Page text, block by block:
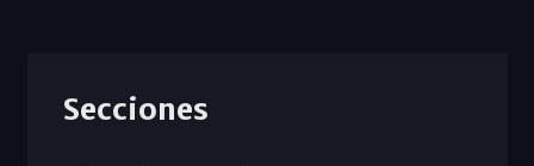
Secciones